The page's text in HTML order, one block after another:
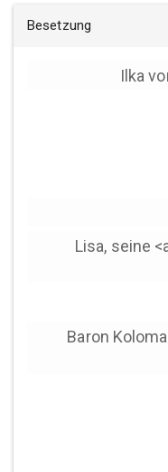
Besetzung
Ilka
Lisa, seine
Baron